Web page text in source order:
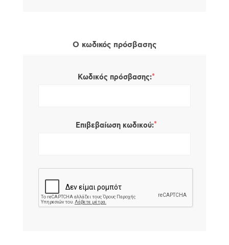
Ο κωδικός πρόσβασης
Κωδικός πρόσβασης:*
Επιβεβαίωση κωδικού:*